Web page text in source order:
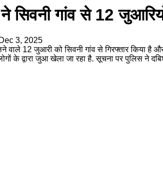
ने सिवनी गांव से 12
Dec 3, 2025
वाले 12 जुआरी को सिवनी गांव से गिरफ्तार किया
के द्वारा जुआ खेला जा रहा है. सूचना पर पुलिस ने